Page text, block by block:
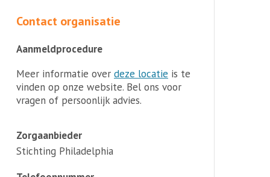
Contact organisatie
Aanmeldprocedure
Meer informatie over deze locatie is te
vinden op onze website. Bel ons voor
vragen of persoonlijk advies.
Zorgaanbieder
Stichting Philadelphia